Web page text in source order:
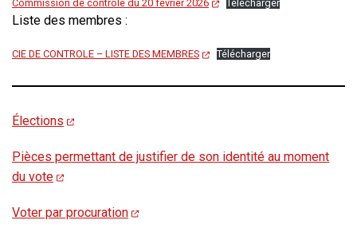
Commission de contrôle du 20 février 2026 Télécharger
Liste des membres :
CIE DE CONTROLE – LISTE DES MEMBRES Télécharger
Élections
Pièces permettant de justifier de son identité au moment
du vote
Voter par procuration